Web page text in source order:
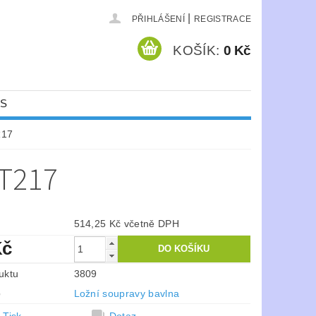
PŘIHLÁŠENÍ REGISTRACE
KOŠÍK: 0 Kč
514,25 Kč včetně DPH
3809
Ložní soupravy bavlna